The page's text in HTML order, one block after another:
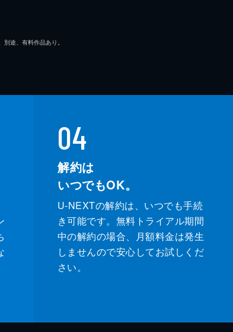
途、有料作品あり。
04
解約は
いつでもOK。
U-NEXTの解約は、いつでも手続
き可能です。無料トライアル期間
中の解約の場合、月額料金は発生
しませんので安心してお試しくだ
さい。